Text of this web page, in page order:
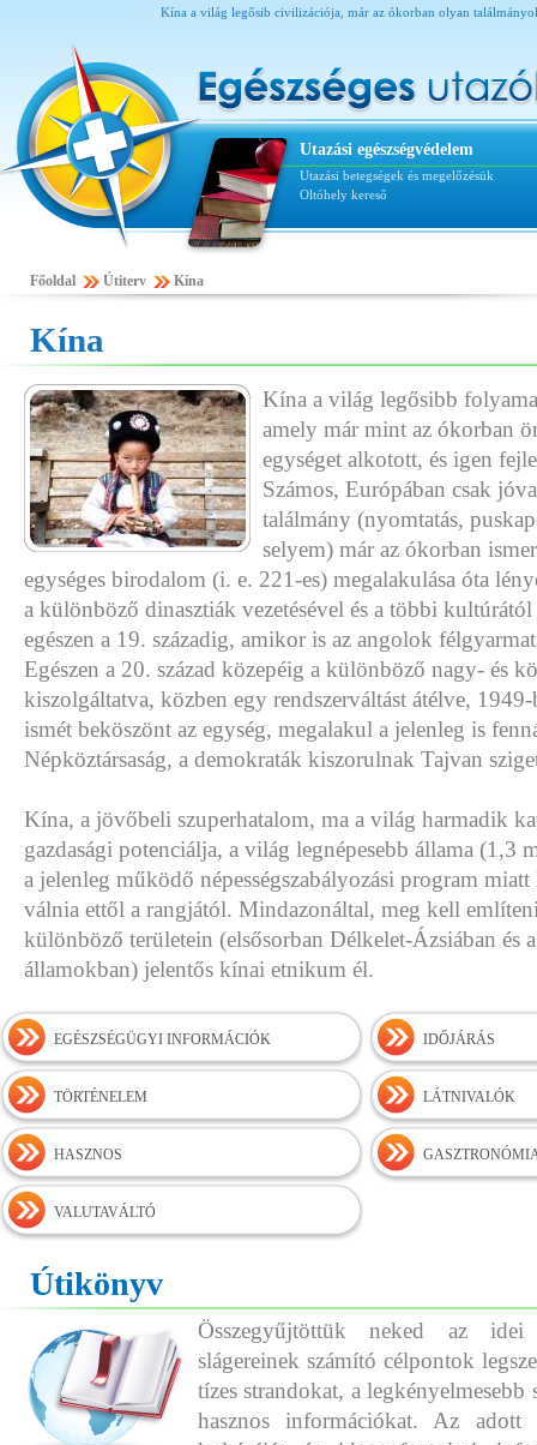
Kína a világ legősib civilizációja, már az ókorban olyan
Utazási egészségvédelem
Utazási betegségek és megelőzésük
Oltóhely kereső
Főoldal Útiterv Kína
Kína
Kína a világ legősibb
amely már mint az ókorban
egységet alkotott, és igen
Számos, Európában csak
találmány (nyomtatás,
selyem) már az ókorban
egységes birodalom (i. e. 221-es) megalakulása óta
a különböző dinasztiák vezetésével és a többi
egészen a 19. századig, amikor is az angolok
Egészen a 20. század közepéig a különböző nagy- és
kiszolgáltatva, közben egy rendszerváltást átélve,
ismét beköszönt az egység, megalakul a jelenleg is
Népköztársaság, a demokraták kiszorulnak Tajvan
Kína, a jövőbeli szuperhatalom, ma a világ harmadik
gazdasági potenciálja, a világ legnépesebb állama (1,3
a jelenleg működő népességszabályozási program
válnia ettől a rangjától. Mindazonáltal, meg kell
különböző területein (elsősorban Délkelet-Ázsiában és
államokban) jelentős kínai etnikum él.
EGÉSZSÉGÜGYI INFORMÁCIÓK IDŐJÁRÁS
TÖRTÉNELEM LÁTNIVALÓK
HASZNOS
VALUTAVÁLTÓ
Útikönyv
Összegyűjtöttük neked az idei
slágereinek számító célpontok
tízes strandokat, a legkényelmesebb
hasznos információkat. Az adott